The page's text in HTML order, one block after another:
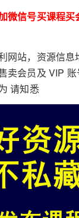
微信号买课程
网站，资源信息
卖会员及 VIP 账
请知悉